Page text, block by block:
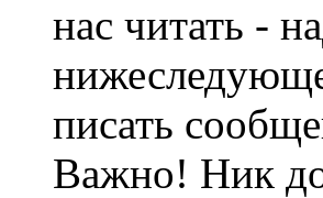
нас читать -
писать
Важно! Ник